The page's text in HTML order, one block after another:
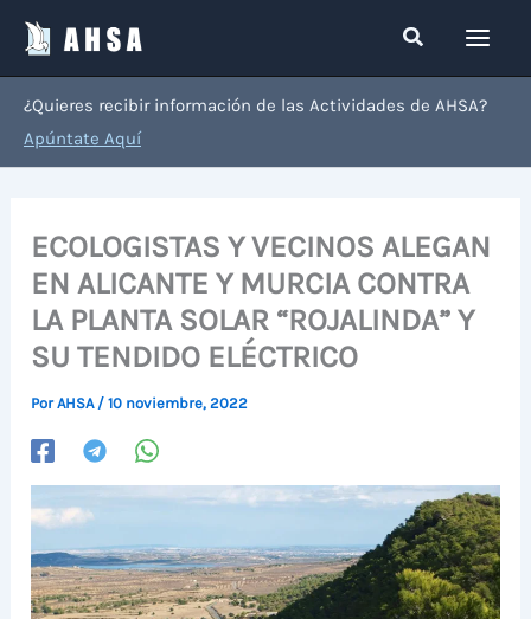
contenido
Buscar
¿Quieres recibir información de las Actividades de AHSA?
Apúntate Aquí
ECOLOGISTAS Y VECINOS ALEGAN
EN ALICANTE Y MURCIA CONTRA
LA PLANTA SOLAR “ROJALINDA” Y
SU TENDIDO ELÉCTRICO
PorAHSA /10 noviembre, 2022